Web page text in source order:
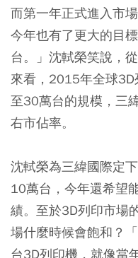
而第一年正式進入市
今年也有了更大的目
台。」沈軾榮笑說，
來看，2015年全球
至30萬台的規模，三
右市佔率。
沈軾榮為三緯國際定
10萬台，今年還希望
績。至於3D列印市場
場什麼時候會飽和？
台3D列印機，就像當